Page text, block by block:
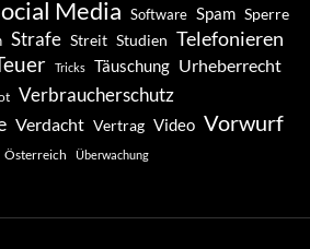
Media Software Spam Sperre
Strafe Streit Studien Telefonieren
Tricks Täuschung Urheberrecht
Verbraucherschutz
Verdacht Vertrag Video Vorwurf
Österreich Überwachung